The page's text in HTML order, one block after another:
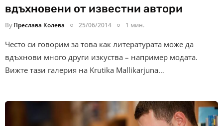
вдъхновени от известни автори
By Преслава Колева 25/06/2014 1 мин.
Често си говорим за това как литературата може да
вдъхнови много други изкуства – например модата.
Вижте тази галерия на Krutika Mallikarjuna…